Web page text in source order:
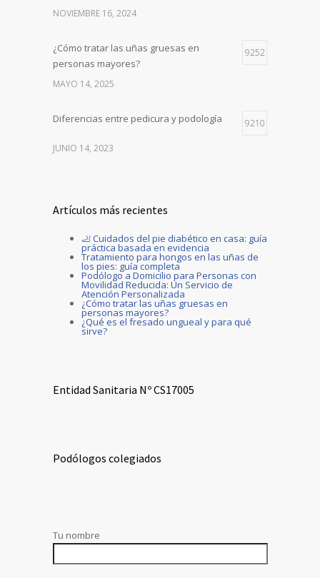
NOVIEMBRE 16, 2024
¿Cómo tratar las uñas gruesas en
personas mayores?
9252
MAYO 14, 2025
Diferencias entre pedicura y podología 9210
JUNIO 14, 2023
Artículos más recientes
🦶 Cuidados del pie diabético en casa: guía
práctica basada en evidencia
Tratamiento para hongos en las uñas de
los pies: guía completa
Podólogo a Domicilio para Personas con
Movilidad Reducida: Un Servicio de
Atención Personalizada
¿Cómo tratar las uñas gruesas en
personas mayores?
¿Qué es el fresado ungueal y para qué
sirve?
Entidad Sanitaria Nº CS17005
Podólogos colegiados
Tu nombre